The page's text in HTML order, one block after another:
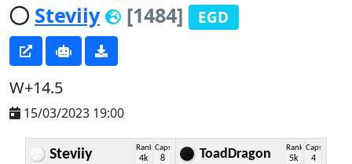
Steviiy
[1484] EGD
W+14.5
15/03/2023 19:00
Steviiy Rank
4k
Caps
8 ToadDragon Rank
5k
Caps
4